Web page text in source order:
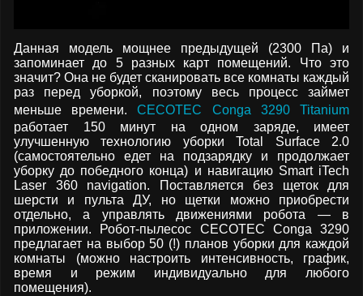
Данная модель мощнее предыдущей (2300 Па) и
запоминает до 5 разных карт помещений. Что это
значит? Она не будет сканировать все комнаты каждый
раз перед уборкой, поэтому весь процесс займет
меньше времени.CECOTEC Conga 3290 Titanium
работает 150 минут на одном заряде, имеет
улучшенную технологию уборки Total Surface 2.0
(самостоятельно едет на подзарядку и продолжает
уборку до победного конца) и навигацию Smart iTech
Laser 360 navigation. Поставляется без щеток для
шерсти и пульта ДУ, но щетки можно приобрести
отдельно, а управлять движениями робота — в
приложении. Робот-пылесос CECOTEC Conga 3290
предлагает на выбор 50 (!) планов уборки для каждой
комнаты (можно настроить интенсивность, график,
время и режим индивидуально для любого
помещения).